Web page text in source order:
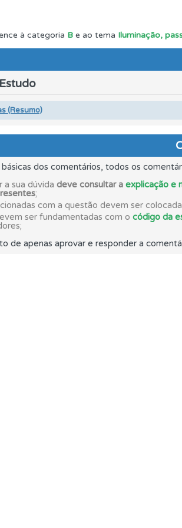
apresenta-lhe questões a que ainda
que errou no seu perfil.
os comentários da questão quando tem
testemunhos dos nossos utilizadores
para não perder as suas estatísticas.
à categoria B e ao tema Iluminação,
(Resumo)
básicas dos comentários, todos os
a sua dúvida deve consultar a explicação e
;
com a questão devem ser
ser fundamentadas com o código da
de apenas aprovar e responder a